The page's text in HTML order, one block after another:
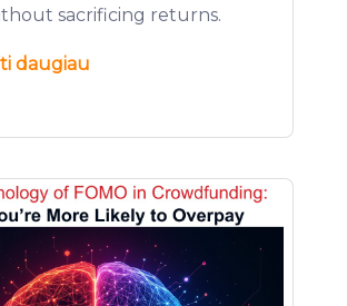
sacrificing returns.
daugiau